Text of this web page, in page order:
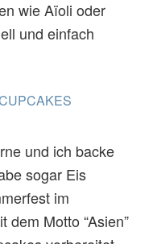
wie Aïoli oder
und einfach
und ich backe
sogar Eis
im
dem Motto “Asien”